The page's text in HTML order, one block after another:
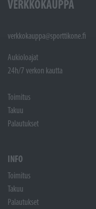
VERKKOKAUPPA
verkkokauppa@sporttikone.fi
Aukioloajat
24h/7 verkon kautta
Toimitus
Takuu
Palautukset
INFO
Toimitus
Takuu
Palautukset